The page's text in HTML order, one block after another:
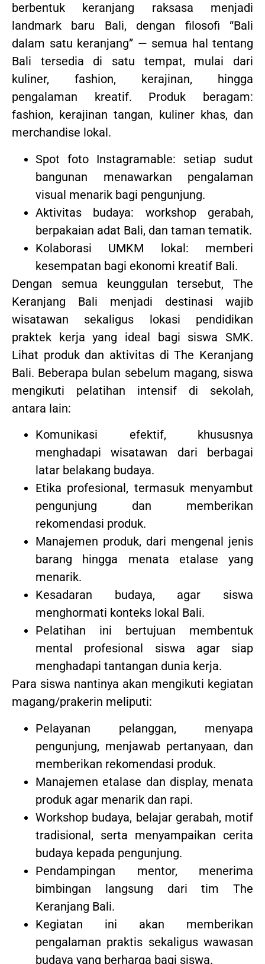
berbentuk keranjang raksasa menjadi
landmark baru Bali, dengan filosofi “Bali
dalam satu keranjang” — semua hal tentang
Bali tersedia di satu tempat, mulai dari
kuliner, fashion, kerajinan, hingga
pengalaman kreatif. Produk beragam:
fashion, kerajinan tangan, kuliner khas, dan
merchandise lokal.
Spot foto Instagramable: setiap sudut
bangunan menawarkan pengalaman
visual menarik bagi pengunjung.
Aktivitas budaya: workshop gerabah,
berpakaian adat Bali, dan taman tematik.
Kolaborasi UMKM lokal: memberi
kesempatan bagi ekonomi kreatif Bali.
Dengan semua keunggulan tersebut, The
Keranjang Bali menjadi destinasi wajib
wisatawan sekaligus lokasi pendidikan
praktek kerja yang ideal bagi siswa SMK.
Lihat produk dan aktivitas di The Keranjang
Bali. Beberapa bulan sebelum magang, siswa
mengikuti pelatihan intensif di sekolah,
antara lain:
Komunikasi efektif, khususnya
menghadapi wisatawan dari berbagai
latar belakang budaya.
Etika profesional, termasuk menyambut
pengunjung dan memberikan
rekomendasi produk.
Manajemen produk, dari mengenal jenis
barang hingga menata etalase yang
menarik.
Kesadaran budaya, agar siswa
menghormati konteks lokal Bali.
Pelatihan ini bertujuan membentuk
mental profesional siswa agar siap
menghadapi tantangan dunia kerja.
Para siswa nantinya akan mengikuti kegiatan
magang/prakerin meliputi:
Pelayanan pelanggan, menyapa
pengunjung, menjawab pertanyaan, dan
memberikan rekomendasi produk.
Manajemen etalase dan display, menata
produk agar menarik dan rapi.
Workshop budaya, belajar gerabah, motif
tradisional, serta menyampaikan cerita
budaya kepada pengunjung.
Pendampingan mentor, menerima
bimbingan langsung dari tim The
Keranjang Bali.
Kegiatan ini akan memberikan
pengalaman praktis sekaligus wawasan
budaya yang berharga bagi siswa.